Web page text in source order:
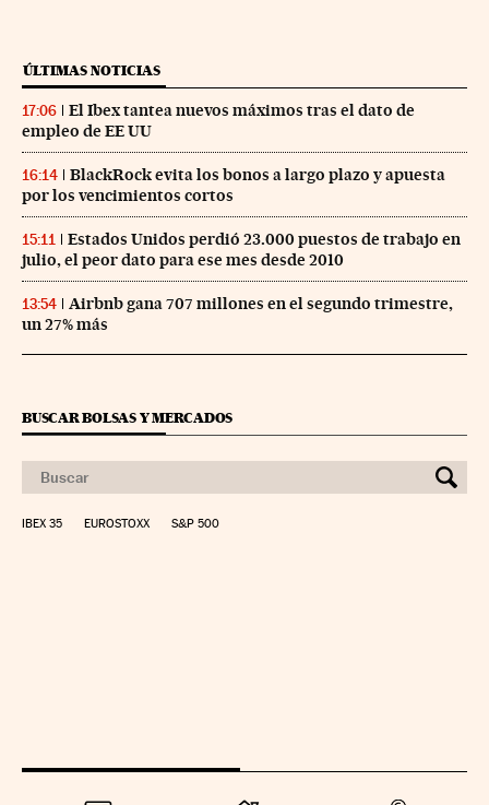
ÚLTIMAS NOTICIAS
17:06
El Ibex tantea nuevos máximos tras el dato de
empleo de EE UU
16:14
BlackRock evita los bonos a largo plazo y apuesta
por los vencimientos cortos
15:11
Estados Unidos perdió 23.000 puestos de trabajo en
julio, el peor dato para ese mes desde 2010
13:54
Airbnb gana 707 millones en el segundo trimestre,
un 27% más
BUSCAR BOLSAS Y MERCADOS
IBEX 35 EUROSTOXX S&P 500